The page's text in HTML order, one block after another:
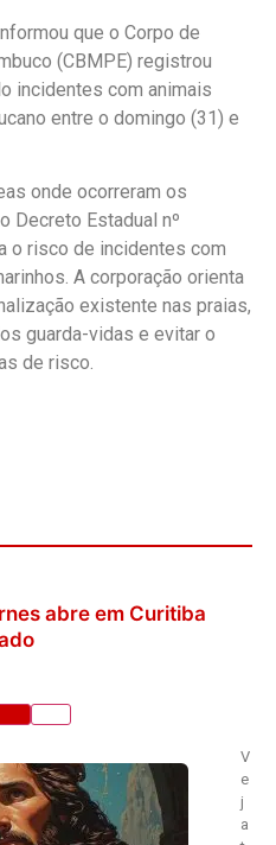
que o Corpo de
(CBMPE) registrou
incidentes com animais
entre o domingo (31) e
onde ocorreram os
Decreto Estadual nº
o risco de incidentes com
A corporação orienta
existente nas praias,
guarda-vidas e evitar o
de risco.
abre em Curitiba
V
e
j
a